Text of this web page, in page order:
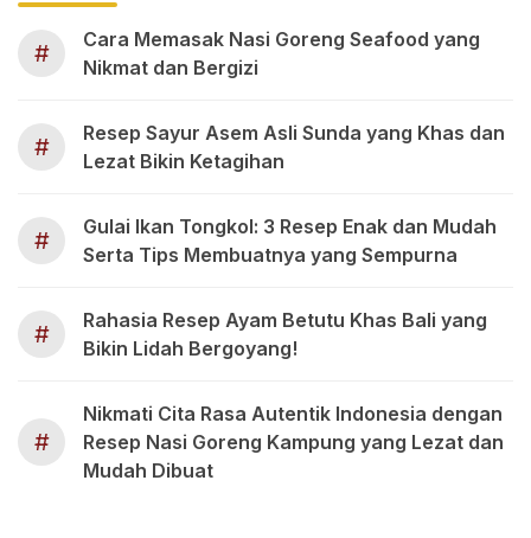
#
Cara Memasak Nasi Goreng Seafood yang
Nikmat dan Bergizi
#
Resep Sayur Asem Asli Sunda yang Khas dan
Lezat Bikin Ketagihan
#
Gulai Ikan Tongkol: 3 Resep Enak dan Mudah
Serta Tips Membuatnya yang Sempurna
#
Rahasia Resep Ayam Betutu Khas Bali yang
Bikin Lidah Bergoyang!
#
Nikmati Cita Rasa Autentik Indonesia dengan
Resep Nasi Goreng Kampung yang Lezat dan
Mudah Dibuat